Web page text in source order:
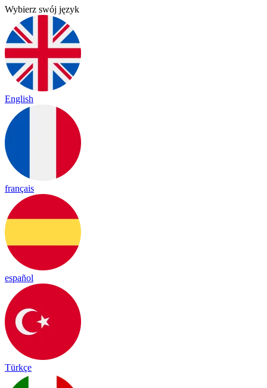
Wybierz swój język
English
français
español
Türkçe